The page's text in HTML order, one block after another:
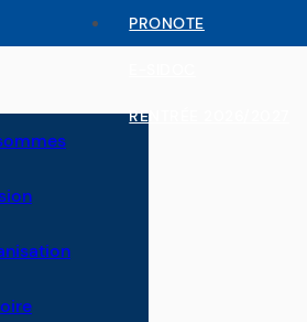
PRONOTE
RENTRÉE 2026/2027